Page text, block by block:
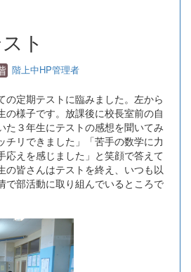
ト
階上中HP管理者
定期テストに臨みました。左から
の様子です。放課後に校長室前の自
た３年生にテストの感想を聞いてみ
チリできました」「苦手の数学に力
応えを感じました」と笑顔で答えて
の皆さんはテストを終え、いつも以
で部活動に取り組んでいるところで